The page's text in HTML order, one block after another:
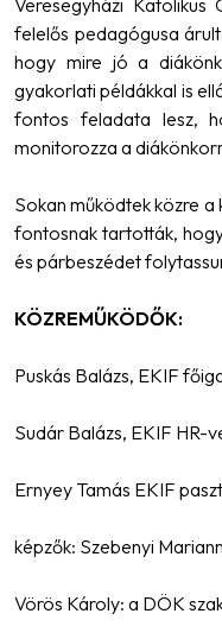
felelős pedagógusa
hogy mire jó a
gyakorlati példákkal is
fontos feladata lesz,
monitorozza a
Sokan működtek közre
fontosnak tartották,
és párbeszédet
KÖZREMŰKÖDŐK:
Puskás Balázs, EKIF
Sudár Balázs, EKIF HR-
Ernyey Tamás EKIF
képzők: Szebenyi
Vörös Károly: a DÖK